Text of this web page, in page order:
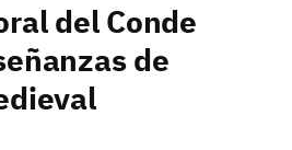
del Conde
de